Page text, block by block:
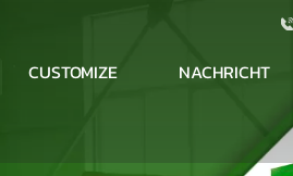
CUSTOMIZE NACHRICHT